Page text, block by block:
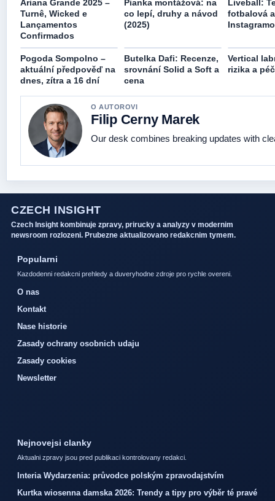
Ariana Grande 2025 –
Turnê, Wicked e
Lançamentos
Confirmados
Pianka montážová: na
co lepí, druhy a návod
(2025)
Liveball:
fotbalová
Pogoda Sompolno –
aktuální předpověď na
dnes, zítra a 16 dní
Butelka Dafi: Recenze,
srovnání Solid a Soft a
cena
Vertical
rizika a
O AUTOROVI
Filip Cerny Marek
Our desk combines breaking updates with
CZECH INSIGHT
Czech Insight kombinuje zpravy, prirucky a analyzy v modernim
newsroom rozlozeni. Prubezne aktualizovano redakcnim tymem.
Popularni
Kazdodenni redakcni prehledy a duveryhodne zdroje pro rychle overeni.
O nas
Kontakt
Nase historie
Zasady ochrany osobnich udaju
Zasady cookies
Newsletter
Nejnovejsi clanky
Aktualni zpravy jsou pred publikaci kontrolovany redakci.
Interia Wydarzenia: průvodce polským zpravodajstvím
Kurtka wiosenna damska 2026: Trendy a tipy pro výběr té pravé